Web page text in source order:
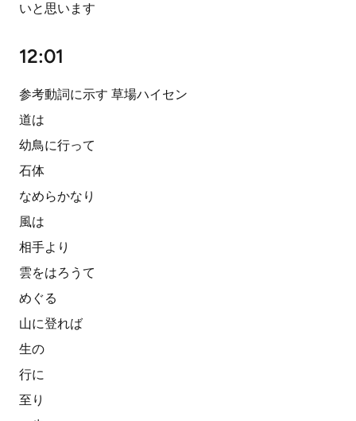
いと思います
12:01
参考動詞に示す 草場ハイセン
道は
幼鳥に行って
石体
なめらかなり
風は
相手より
雲をはろうて
めぐる
山に登れば
生の
行に
至り